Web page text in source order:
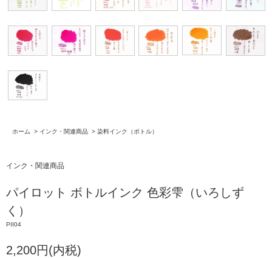
ホーム > インク・関連商品 > 染料インク（ボトル）
インク・関連商品
パイロット ボトルインク 色彩雫（いろしず
く）
PII04
2,200円(内税)